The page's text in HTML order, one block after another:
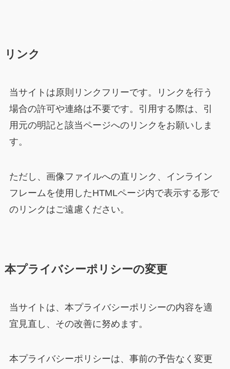
リンク
当サイトは原則リンクフリーです。リンクを行う
場合の許可や連絡は不要です。引用する際は、引
用元の明記と該当ページへのリンクをお願いしま
す。
ただし、画像ファイルへの直リンク、インライン
フレームを使用したHTMLページ内で表示する形で
のリンクはご遠慮ください。
本プライバシーポリシーの変更
当サイトは、本プライバシーポリシーの内容を適
宜見直し、その改善に努めます。
本プライバシーポリシーは、事前の予告なく変更